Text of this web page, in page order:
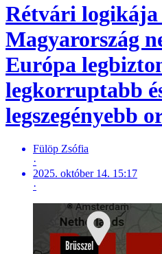
Rétvári
Magyarország
Európa
legkorruptabb
legszegényebb
Fülöp Zsófia
·
2025. október 14. 15:17
·